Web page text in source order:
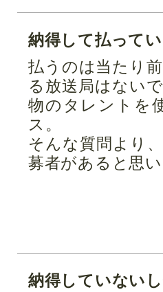
納得して払って
払うのは当たり
る放送局はない
物のタレントを
ス。
そんな質問より
募者があると思い
納得していない